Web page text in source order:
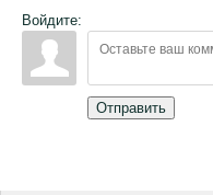
Войдите:
Отправить